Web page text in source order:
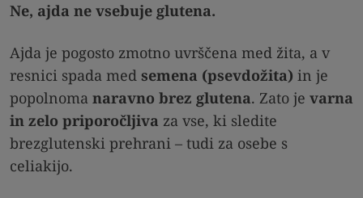
Ne, ajda ne vsebuje glutena.
Ajda je pogosto zmotno uvrščena med žita, a v
resnici spada med semena (psevdožita) in je
popolnoma naravno brez glutena. Zato je varna
in zelo priporočljiva za vse, ki sledite
brezglutenski prehrani – tudi za osebe s
celiakijo.